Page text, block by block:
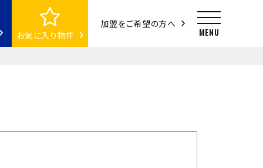
お気に入り物件
加盟をご希望の方へ